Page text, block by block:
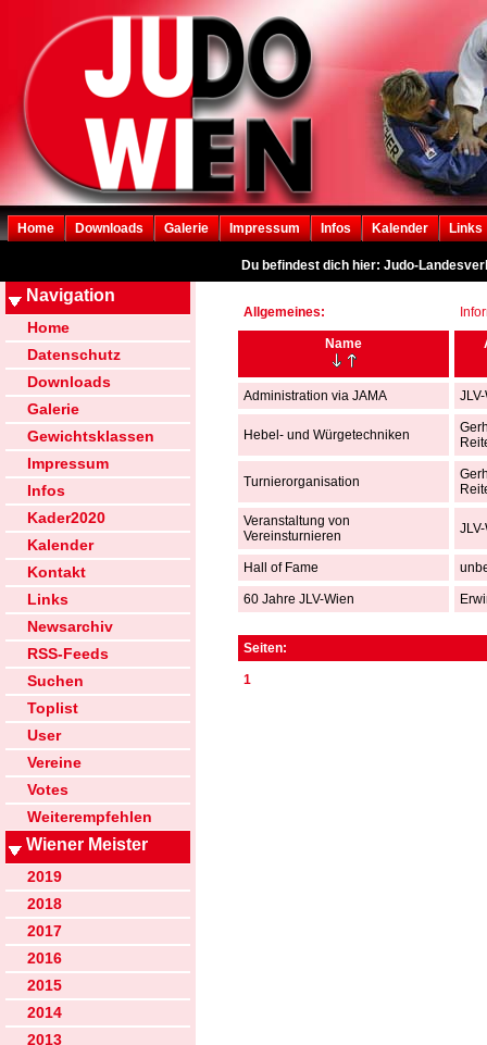
Home Downloads Galerie Impressum Infos Kalender Links
Du befindest dich hier: Judo-
Navigation
Home
Datenschutz
Downloads
Galerie
Gewichtsklassen
Impressum
Infos
Kader2020
Kalender
Kontakt
Links
Newsarchiv
RSS-Feeds
Suchen
Toplist
User
Vereine
Votes
Weiterempfehlen
Wiener Meister
2019
2018
2017
2016
2015
2014
2013
Allgemeines:
Name
Administration via JAMA
Hebel- und Würgetechniken
Turnierorganisation
Veranstaltung von
Vereinsturnieren
Hall of Fame
60 Jahre JLV-Wien
Seiten:
1